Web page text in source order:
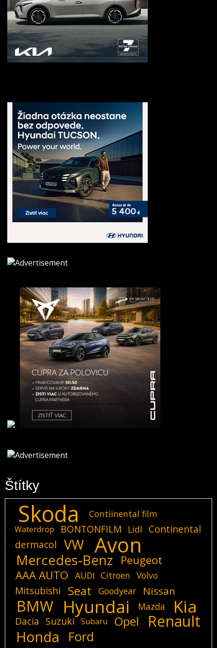
Štítky
Skoda Contiinental film
Waterdrop BONTONFILM Lidl
Continental
dermacol
VW Avon
Mercedes-Benz
Peugeot
AAA AUTO
AUDI Citroen Volvo
Mitsubishi Seat Goodyear Nissan
BMW Hyundai Mazda Kia
Dacia Suzuki Subaru Opel Renault
Honda Ford